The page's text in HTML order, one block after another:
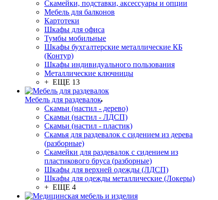
Скамейки, подставки, аксессуары и опции
Мебель для балконов
Картотеки
Шкафы для офиса
Тумбы мобильные
Шкафы бухгалтерские металлические КБ
(Контур)
Шкафы индивидуального пользования
Металлические ключницы
+ ЕЩЕ 13
Мебель для раздевалок
Скамьи (настил - дерево)
Скамьи (настил - ЛДСП)
Скамьи (настил - пластик)
Скамья для раздевалок с сидением из дерева
(разборные)
Скамейки для раздевалок с сидением из
пластикового бруса (разборные)
Шкафы для верхней одежды (ЛДСП)
Шкафы для одежды металлические (Локеры)
+ ЕЩЕ 4